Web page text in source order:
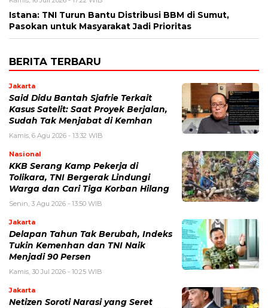
Istana: TNI Turun Bantu Distribusi BBM di Sumut,
Pasokan untuk Masyarakat Jadi Prioritas
BERITA TERBARU
Jakarta
Said Didu Bantah Sjafrie Terkait
Kasus Satelit: Saat Proyek Berjalan,
Sudah Tak Menjabat di Kemhan
Kamis, 6 Agu 2026 - 13:32 WIB
Nasional
KKB Serang Kamp Pekerja di
Tolikara, TNI Bergerak Lindungi
Warga dan Cari Tiga Korban Hilang
Senin, 3 Agu 2026 - 13:50 WIB
Jakarta
Delapan Tahun Tak Berubah, Indeks
Tukin Kemenhan dan TNI Naik
Menjadi 90 Persen
Kamis, 30 Jul 2026 - 10:25 WIB
Jakarta
Netizen Soroti Narasi yang Seret